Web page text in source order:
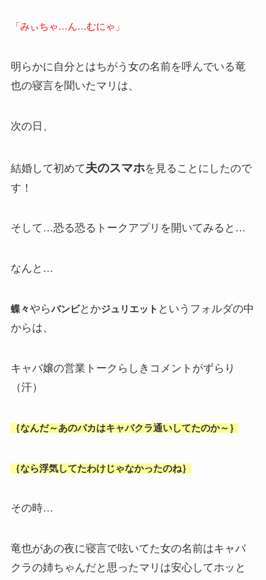
「みぃちゃ…ん…むにゃ」
明らかに自分とはちがう女の名前を呼んでいる竜
也の寝言を聞いたマリは、
次の日、
結婚して初めて夫のスマホを見ることにしたので
す！
そして…恐る恐るトークアプリを開いてみると…
なんと…
蝶々やらバンビとかジュリエット というフォルダの中
からは、
キャバ嬢の営業トークらしきコメントがずらり
（汗）
｛なんだ～あのバカはキャバクラ通いしてたのか～｝
｛なら浮気してたわけじゃなかったのね｝
その時…
竜也があの夜に寝言で呟いてた女の名前はキャバ
クラの姉ちゃんだと思ったマリは安心してホッと